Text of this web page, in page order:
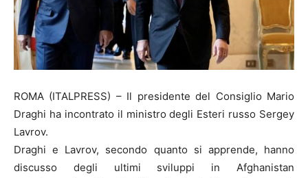
ROMA (ITALPRESS) – Il presidente del Consiglio Mario
Draghi ha incontrato il ministro degli Esteri russo Sergey
Lavrov.
Draghi e Lavrov, secondo quanto si apprende, hanno
discusso degli ultimi sviluppi in Afghanistan